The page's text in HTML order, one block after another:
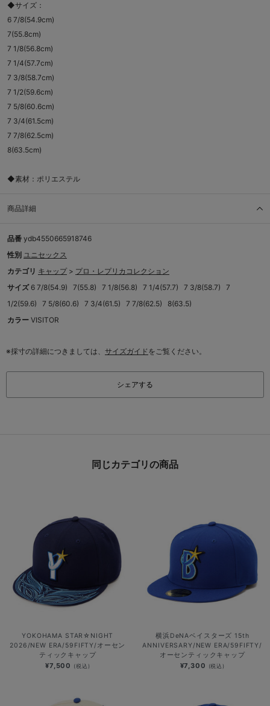
◆サイズ：
6 7/8(54.9cm)
7(55.8cm)
7 1/8(56.8cm)
7 1/4(57.7cm)
7 3/8(58.7cm)
7 1/2(59.6cm)
7 5/8(60.6cm)
7 3/4(61.5cm)
7 7/8(62.5cm)
8(63.5cm)
◆素材：ポリエステル
商品詳細
品番 ydb4550665918746
性別 ユニセックス
カテゴリ キャップ > プロ・レプリカコレクション
サイズ 6 7/8(54.9) 7(55.8) 7 1/8(56.8) 7 1/4(57.7) 7 3/8(58.7)
7
1/2(59.6)
7 5/8(60.6) 7 3/4(61.5) 7 7/8(62.5)
8(63.5)
カラー VISITOR
※採寸の詳細につきましては、 サイズガイドをご覧ください。
シェアする
同じカテゴリの商品
YOKOHAMA STAR☆NIGHT
2026/NEW ERA/59FIFTY/オーセン
ティックキャップ
¥7,500 (税込)
横浜DeNAベイスターズ 15th
ANNIVERSARY/NEW ERA/59FIFTY/
オーセンティックキャップ
¥7,300 (税込)